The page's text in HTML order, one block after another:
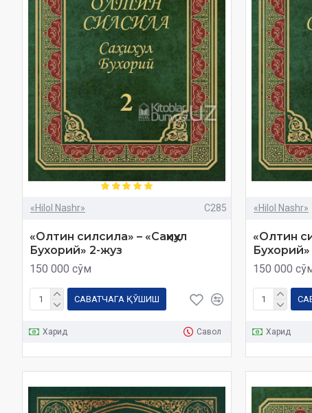
«Hilol Nashr» C285
«Олтин силсила» – «Саҳиҳул
Бухорий» 2-жуз
150 000 сўм
САВАТЧАГА ҚЎШИШ
Харид Савол
«Hilol Nashr»
«Олтин
Бухорий»
150 000
Харид